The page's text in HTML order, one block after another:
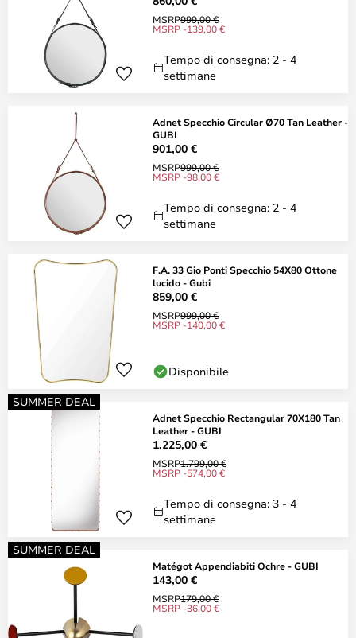
MSRP999,00 €
MSRP -139,00 €
Tempo di consegna: 2 - 4
settimane
Adnet Specchio Circular Ø70 Tan Leather -
GUBI
901,00 €
MSRP999,00 €
MSRP -98,00 €
Tempo di consegna: 2 - 4
settimane
F.A. 33 Gio Ponti Specchio 54X80 Ottone
lucido - Gubi
859,00 €
MSRP999,00 €
MSRP -140,00 €
Disponibile
SUMMER DEAL
Adnet Specchio Rectangular 70X180 Tan
Leather - GUBI
1.225,00 €
MSRP1.799,00 €
MSRP -574,00 €
Tempo di consegna: 3 - 4
settimane
SUMMER DEAL
Matégot Appendiabiti Ochre - GUBI
143,00 €
MSRP179,00 €
MSRP -36,00 €